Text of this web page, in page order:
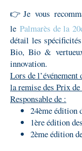
👉Je vous
lePalmarès de la
détail les
Bio, Bio &
innovation.
Lors de l’événement
la remise des Prix
Responsable de :
24ème édition
1ère édition
2ème édition